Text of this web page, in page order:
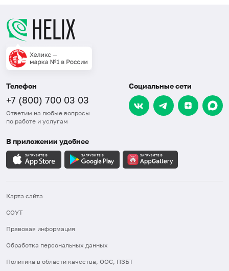
Телефон
+7 (800) 700 03 03
Ответим на любые вопросы
по работе и услугам
Социальные сети
В приложении удобнее
Карта сайта
СОУТ
Правовая информация
Обработка персональных данных
Политика в области качества, ООС, ПЗБТ